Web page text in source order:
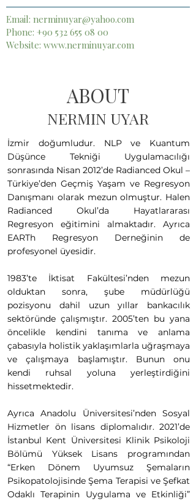
Email: nerminuyar@yahoo.com
Phone: +90 532 655 08 00
Website: www.nerminuyar.com
ABOUT
NERMIN UYAR
İzmir doğumludur. NLP ve Kuantum
Düşünce Tekniği Uygulamacılığı
sonrasında Nisan 2012’de Radianced Okul –
Türkiye’den Geçmiş Yaşam ve Regresyon
Danışmanı olarak mezun olmuştur. Halen
Radianced Okul’da Hayatlararası
Regresyon eğitimini almaktadır. Ayrıca
EARTh Regresyon Derneğinin de
profesyonel üyesidir.
1983’te İktisat Fakültesi’nden mezun
olduktan sonra, şube müdürlüğü
pozisyonu dahil uzun yıllar bankacılık
sektöründe çalışmıştır. 2005’ten bu yana
öncelikle kendini tanıma ve anlama
çabasıyla holistik yaklaşımlarla uğraşmaya
ve çalışmaya başlamıştır. Bunun onu
kendi ruhsal yoluna yerleştirdiğini
hissetmektedir.
Ayrıca Anadolu Üniversitesi’nden Sosyal
Hizmetler ön lisans diplomalıdır. 2021’de
İstanbul Kent Üniversitesi Klinik Psikoloji
Bölümü Yüksek Lisans programından
“Erken Dönem Uyumsuz Şemaların
Psikopatolojisinde Şema Terapisi ve Şefkat
Odaklı Terapinin Uygulama ve Etkinliği”